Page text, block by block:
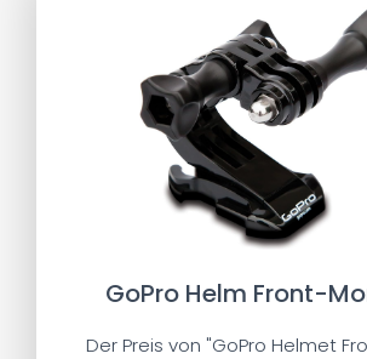
GoPro Helm Front-
Der Preis von "GoPro Helmet